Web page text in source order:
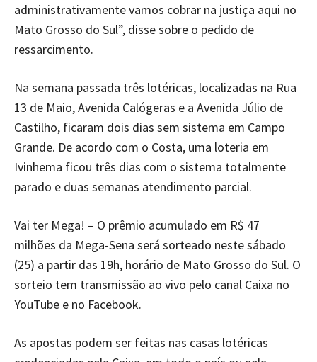
administrativamente vamos cobrar na justiça aqui no
Mato Grosso do Sul”, disse sobre o pedido de
ressarcimento.
Na semana passada três lotéricas, localizadas na Rua
13 de Maio, Avenida Calógeras e a Avenida Júlio de
Castilho, ficaram dois dias sem sistema em Campo
Grande. De acordo com o Costa, uma loteria em
Ivinhema ficou três dias com o sistema totalmente
parado e duas semanas atendimento parcial.
Vai ter Mega! – O prêmio acumulado em R$ 47
milhões da Mega-Sena será sorteado neste sábado
(25) a partir das 19h, horário de Mato Grosso do Sul. O
sorteio tem transmissão ao vivo pelo canal Caixa no
YouTube e no Facebook.
As apostas podem ser feitas nas casas lotéricas